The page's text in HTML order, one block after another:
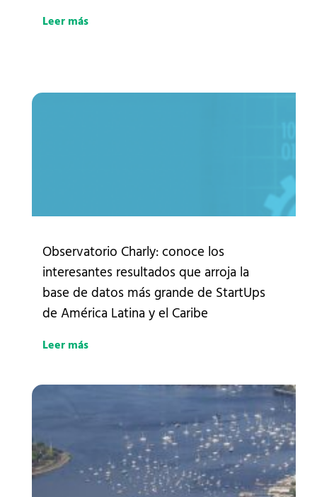
Leer más
Observatorio Charly: conoce los
interesantes resultados que arroja la
base de datos más grande de StartUps
de América Latina y el Caribe
Leer más